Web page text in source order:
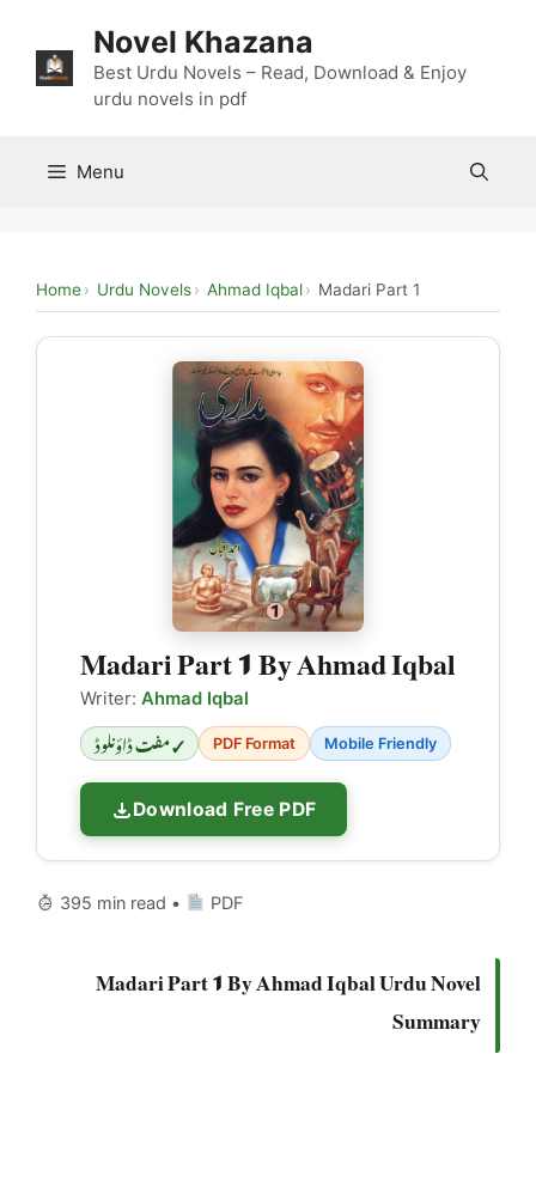
content
Novel Khazana
Best Urdu Novels – Read, Download & Enjoy
urdu novels in pdf
Menu
Home Urdu Novels Ahmad Iqbal Madari Part 1
Madari Part 1 By Ahmad Iqbal
Writer: Ahmad Iqbal
✓ مفت ڈاؤنلوڈ PDF Format Mobile Friendly
Download Free PDF
395 min read • PDF
Madari Part 1 By Ahmad Iqbal Urdu Novel
Summary